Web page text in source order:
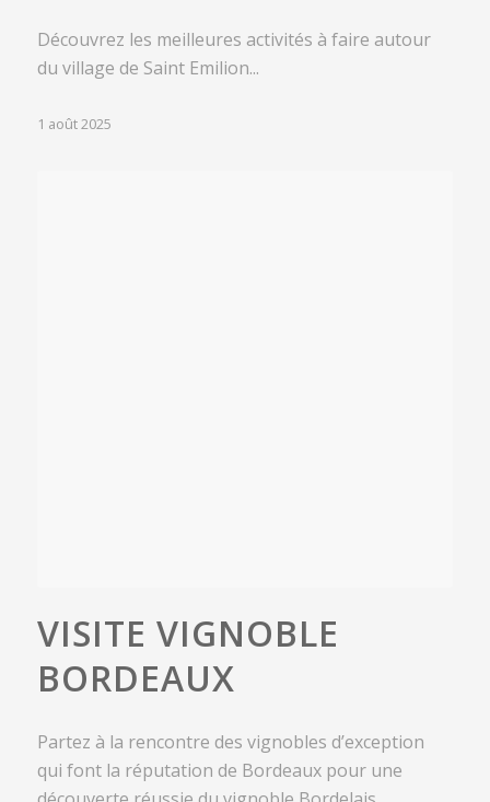
Découvrez les meilleures activités à faire autour
du village de Saint Emilion...
1 août 2025
VISITE VIGNOBLE
BORDEAUX
Partez à la rencontre des vignobles d’exception
qui font la réputation de Bordeaux pour une